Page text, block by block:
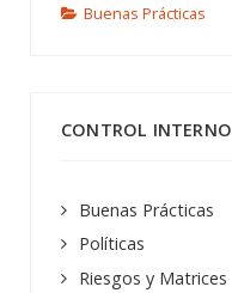
Buenas Prácticas
CONTROL INTERNO
Buenas Prácticas
Políticas
Riesgos y Matrices